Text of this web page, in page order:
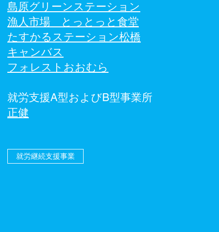
島原グリーンステーション
​漁人市場 とっとっと食堂
たすかるステーション松橋
キャンバス
フォレストおおむら
就労支援A型およびB型事業所
正健
就労継続支援事業